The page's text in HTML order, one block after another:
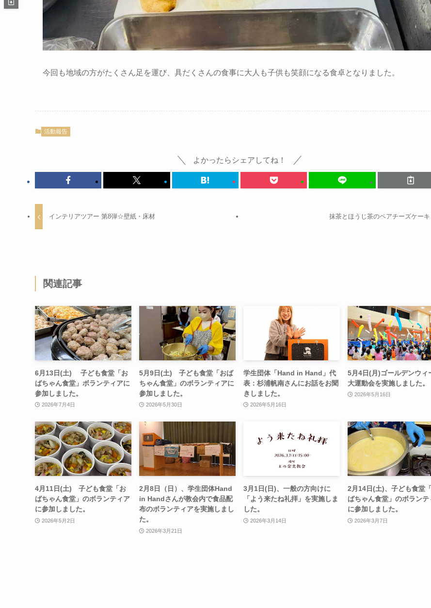
今回も地域の方がたくさん足を運び、具だくさんの食事に大人も子供も笑顔になる食卓となりました。
活動報告
よかったらシェアしてね！
インテリアツアー 第8弾☆壁紙・床材 抹茶とほうじ茶のペアチーズケーキ
関連記事
6月13日(土) 子ども食堂「お
ばちゃん食堂」ボランティアに
参加しました。
2026年7月4日
5月9日(土) 子ども食堂「おば
ちゃん食堂」のボランティアに
参加しました。
2026年5月30日
学生団体「Hand in Hand」代
表：杉浦帆南さんにお話をお聞
きしました。
2026年5月16日
5月4日(月)ゴールデンウィ
大運動会を実施しました。
2026年5月16日
4月11日(土) 子ども食堂「お
ばちゃん食堂」のボランティア
に参加しました。
2026年5月2日
2月8日（日）、学生団体Hand
in Handさんが教会内で食品配
布のボランティアを実施しまし
た。
2026年3月21日
3月1日(日)、一般の方向けに
「よう来たね礼拝」を実施しま
した。
2026年3月14日
2月14日(土)、子ども食堂
ばちゃん食堂」のボランテ
に参加しました。
2026年3月7日